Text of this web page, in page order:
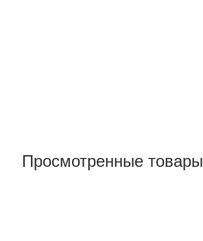
Просмотренные товары